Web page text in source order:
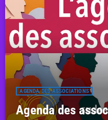
AGENDA DES ASSOCIATIONS
Agenda des